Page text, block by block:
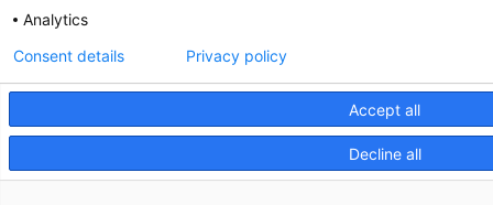
Analytics
Accept all
Decline all
Consent details Privacy policy